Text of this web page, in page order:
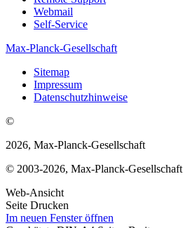
Webmail
Self-Service
Max-Planck-Gesellschaft
Sitemap
Impressum
Datenschutzhinweise
©
2026, Max-Planck-Gesellschaft
© 2003-2026, Max-Planck-Gesellschaft
Web-Ansicht
Seite Drucken
Im neuen Fenster öffnen